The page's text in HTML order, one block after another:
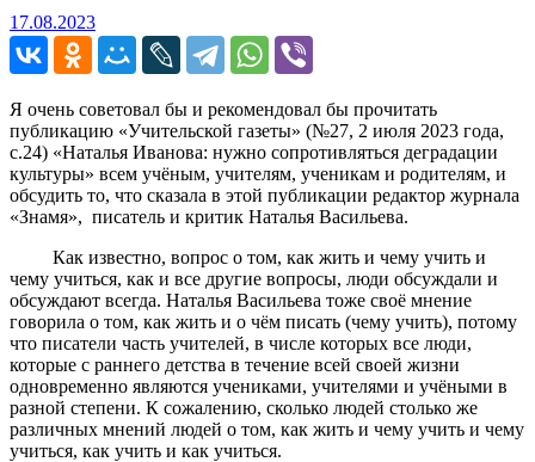
17.08.202317.08.2023
Я очень советовал бы и рекомендовал бы прочитать
публикацию «Учительской газеты» (№27, 2 июля 2023 года,
с.24) «Наталья Иванова: нужно сопротивляться деградации
культуры» всем учёным, учителям, ученикам и родителям, и
обсудить то, что сказала в этой публикации редактор журнала
«Знамя», писатель и критик Наталья Васильева.
Как известно, вопрос о том, как жить и чему учить и
чему учиться, как и все другие вопросы, люди обсуждали и
обсуждают всегда. Наталья Васильева тоже своё мнение
говорила о том, как жить и о чём писать (чему учить), потому
что писатели часть учителей, в числе которых все люди,
которые с раннего детства в течение всей своей жизни
одновременно являются учениками, учителями и учёными в
разной степени. К сожалению, сколько людей столько же
различных мнений людей о том, как жить и чему учить и чему
учиться, как учить и как учиться.